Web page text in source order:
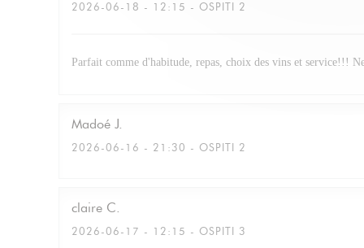
2026-06-18 - 12:15 - OSPITI 2
Parfait comme d'habitude, repas, choix des vins et service!!!
Madoé J
2026-06-16 - 21:30 - OSPITI 2
claire C
2026-06-17 - 12:15 - OSPITI 3